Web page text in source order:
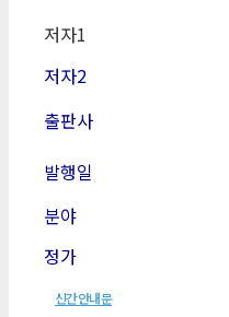
저자1
저자2
출판사
발행일
분야
정가
신간안내문